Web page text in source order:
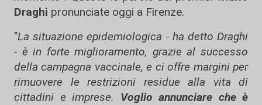
Draghi pronunciate oggi a Firenze.
"La situazione epidemiologica - ha detto Draghi
- è in forte miglioramento, grazie al successo
della campagna vaccinale, e ci offre margini per
rimuovere le restrizioni residue alla vita di
cittadini e imprese. Voglio annunciare che è